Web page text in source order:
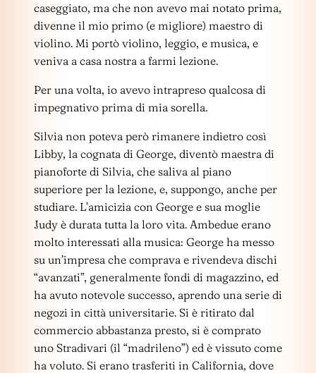
caseggiato, ma che non avevo mai notato prima,
divenne il mio primo (e migliore) maestro di
violino. Mi portò violino, leggio, e musica, e
veniva a casa nostra a farmi lezione.
Per una volta, io avevo intrapreso qualcosa di
impegnativo prima di mia sorella.
Silvia non poteva però rimanere indietro così
Libby, la cognata di George, diventò maestra di
pianoforte di Silvia, che saliva al piano
superiore per la lezione, e, suppongo, anche per
studiare. L’amicizia con George e sua moglie
Judy è durata tutta la loro vita. Ambedue erano
molto interessati alla musica: George ha messo
su un’impresa che comprava e rivendeva dischi
“avanzati”, generalmente fondi di magazzino, ed
ha avuto notevole successo, aprendo una serie di
negozi in città universitarie. Si è ritirato dal
commercio abbastanza presto, si è comprato
uno Stradivari (il “madrileno”) ed è vissuto come
ha voluto. Si erano trasferiti in California, dove